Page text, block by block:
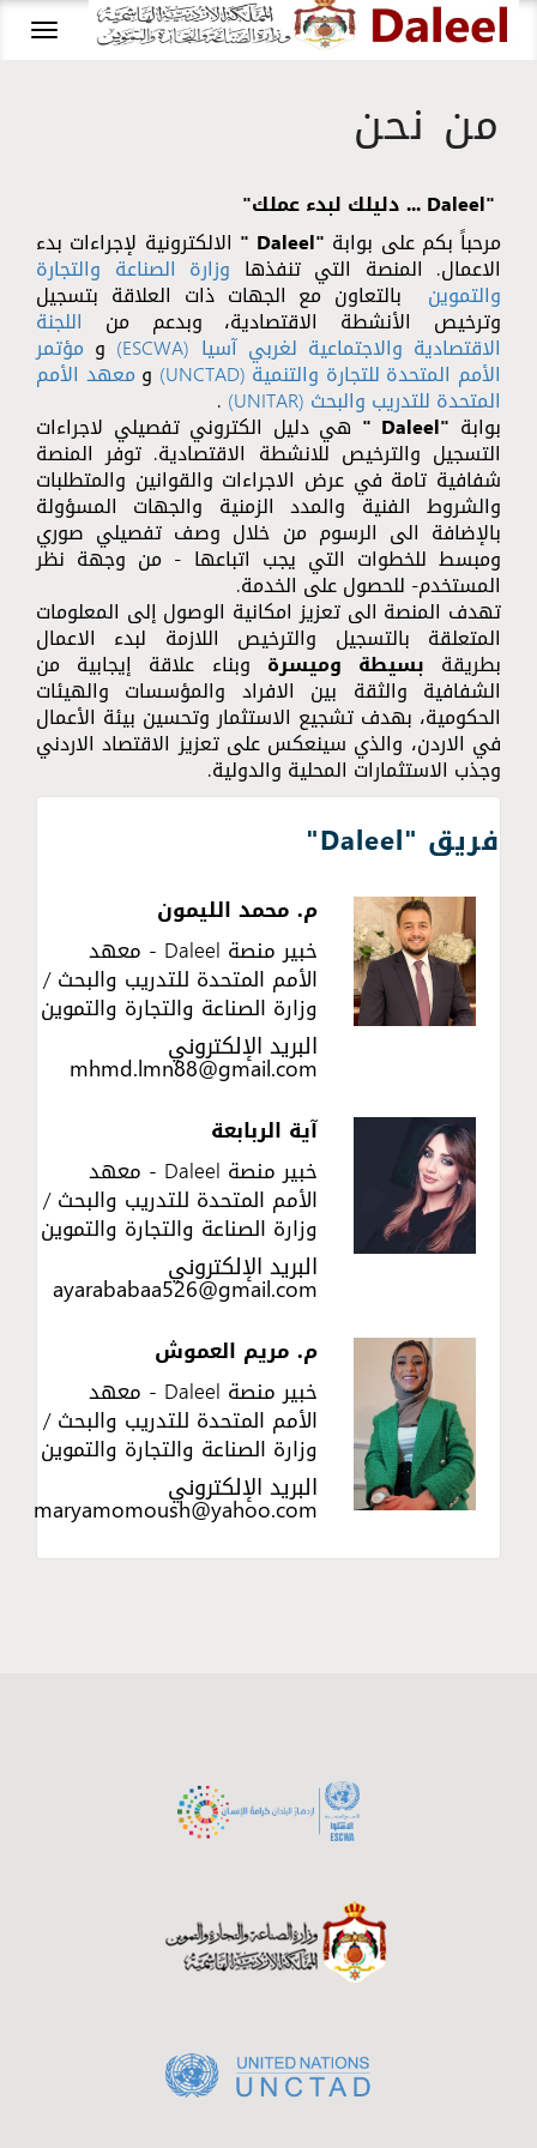
من نحن
"Daleel ... دليلك لبدء عملك"
مرحباً بكم على بوابة "Daleel " الالكترونية لإجراءات بدء
الاعمال. المنصة التي تنفذها وزارة الصناعة والتجارة
والتموين بالتعاون مع الجهات ذات العلاقة بتسجيل
وترخيص الأنشطة الاقتصادية، وبدعم من اللجنة
الاقتصادية والاجتماعية لغربي آسيا (ESCWA) و مؤتمر
الأمم المتحدة للتجارة والتنمية (UNCTAD) و معهد الأمم
المتحدة للتدريب والبحث (UNITAR) .
بوابة "Daleel " هي دليل الكتروني تفصيلي لاجراءات
التسجيل والترخيص للانشطة الاقتصادية. توفر المنصة
شفافية تامة في عرض الاجراءات والقوانين والمتطلبات
والشروط الفنية والمدد الزمنية والجهات المسؤولة
بالإضافة الى الرسوم من خلال وصف تفصيلي صوري
ومبسط للخطوات التي يجب اتباعها - من وجهة نظر
المستخدم- للحصول على الخدمة.
تهدف المنصة الى تعزيز امكانية الوصول إلى المعلومات
المتعلقة بالتسجيل والترخيص اللازمة لبدء الاعمال
بطريقة بسيطة وميسرة وبناء علاقة إيجابية من
الشفافية والثقة بين الافراد والمؤسسات والهيئات
الحكومية، بهدف تشجيع الاستثمار وتحسين بيئة الأعمال
في الاردن، والذي سينعكس على تعزيز الاقتصاد الاردني
وجذب الاستثمارات المحلية والدولية.
فريق "Daleel"
م. محمد الليمون
خبير منصة Daleel - معهد
الأمم المتحدة للتدريب والبحث /
وزارة الصناعة والتجارة والتموين
البريد الإلكتروني
mhmd.lmn88@gmail.com
آية الربابعة
خبير منصة Daleel - معهد
الأمم المتحدة للتدريب والبحث /
وزارة الصناعة والتجارة والتموين
البريد الإلكتروني
ayarababaa526@gmail.com
م. مريم العموش
خبير منصة Daleel - معهد
الأمم المتحدة للتدريب والبحث /
وزارة الصناعة والتجارة والتموين
البريد الإلكتروني
maryamomoush@yahoo.com